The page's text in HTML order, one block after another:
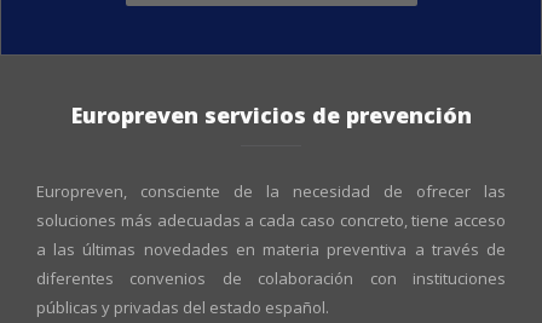
Europreven servicios de prevención
Europreven, consciente de la necesidad de ofrecer las
soluciones más adecuadas a cada caso concreto, tiene acceso
a las últimas novedades en materia preventiva a través de
diferentes convenios de colaboración con instituciones
públicas y privadas del estado español.